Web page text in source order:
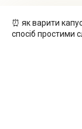
⏰ як варити
спосіб простими